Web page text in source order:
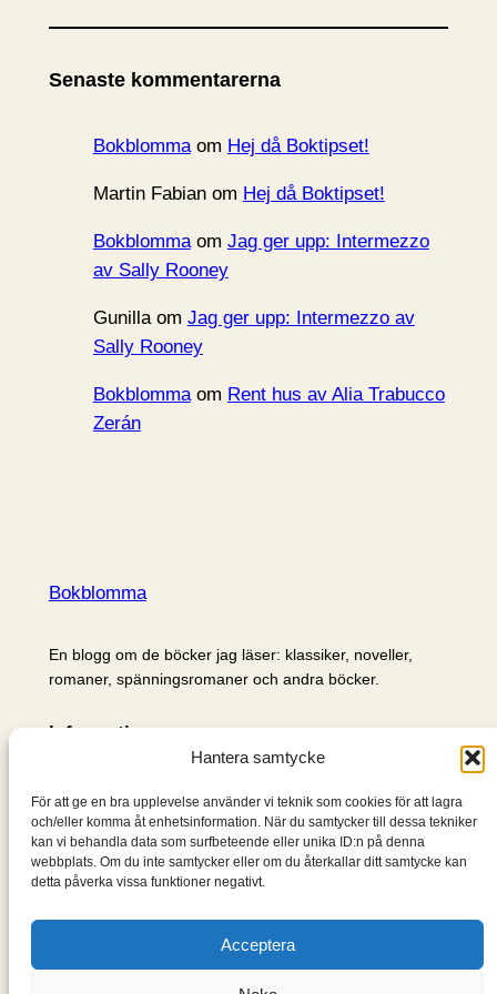
Hantera samtycke
För att ge en bra upplevelse använder vi teknik som cookies för att lagra
och/eller komma åt enhetsinformation. När du samtycker till dessa tekniker
kan vi behandla data som surfbeteende eller unika ID:n på denna
webbplats. Om du inte samtycker eller om du återkallar ditt samtycke kan
detta påverka vissa funktioner negativt.
Acceptera
k
v
Senaste kommentarerna
Bokblommaom Hej då Boktipset!
Martin Fabianom Hej då Boktipset!
Bokblommaom Jag ger upp: Intermezzo
av Sally Rooney
Gunillaom Jag ger upp: Intermezzo av
Sally Rooney
Bokblommaom Rent hus av Alia Trabucco
Zerán
Bokblomma
En blogg om de böcker jag läser: klassiker, noveller,
romaner, spänningsromaner och andra böcker.
Information
Om mig & om bloggen
S
ö
k